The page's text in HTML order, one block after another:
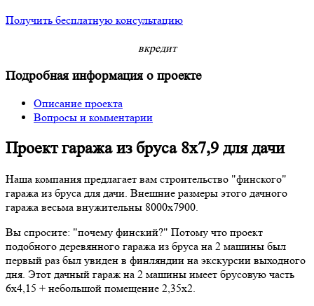
Получить бесплатную консультацию
вкредит
Подробная информация о проекте
Описание проекта
Вопросы и комментарии
Проект гаража из бруса 8х7,9 для дачи
Наша компания предлагает вам строительство "финского"
гаража из бруса для дачи. Внешние размеры этого дачного
гаража весьма внужительны 8000х7900.
Вы спросите: "почему финский?" Потому что проект
подобного деревянного гаража из бруса на 2 машины был
первый раз был увиден в финляндии на экскурсии выходного
дня. Этот дачный гараж на 2 машины имеет брусовую часть
6х4,15 + небольшой помещение 2,35х2.